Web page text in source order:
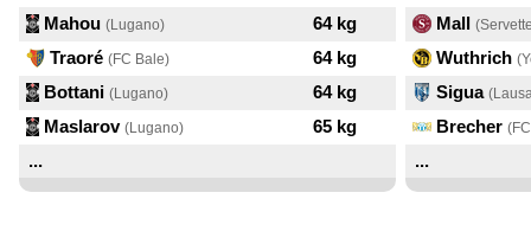
Mahou (Lugano)
64 kg
Traoré (FC Bale)
64 kg
Bottani (Lugano)
64 kg
Maslarov (Lugano)
65 kg
...
Mall
Wuthrich
Sigua
Brecher
...